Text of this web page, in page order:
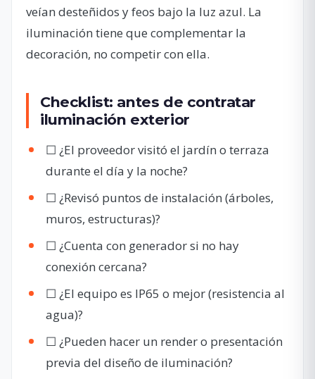
veían desteñidos y feos bajo la luz azul. La
iluminación tiene que complementar la
decoración, no competir con ella.
Checklist: antes de contratar
iluminación exterior
☐ ¿El proveedor visitó el jardín o terraza
durante el día y la noche?
☐ ¿Revisó puntos de instalación (árboles,
muros, estructuras)?
☐ ¿Cuenta con generador si no hay
conexión cercana?
☐ ¿El equipo es IP65 o mejor (resistencia al
agua)?
☐ ¿Pueden hacer un render o presentación
previa del diseño de iluminación?